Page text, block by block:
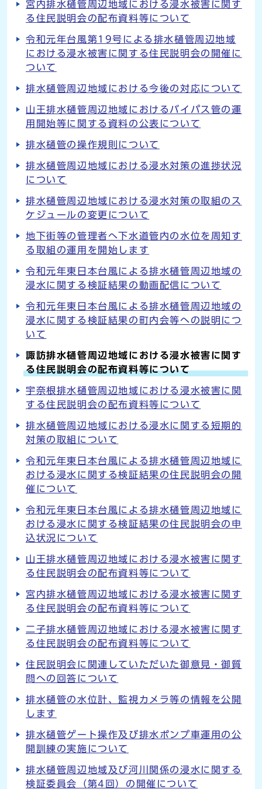
宮内排水樋管周辺地域における浸水被害に関す
る住民説明会の配布資料等について
令和元年台風第19号による排水樋管周辺地域
における浸水被害に関する住民説明会の開催に
ついて
排水樋管周辺地域における今後の対応について
山王排水樋管周辺地域におけるバイパス管の運
用開始等に関する資料の公表について
排水樋管の操作規則について
排水樋管周辺地域における浸水対策の進捗状況
について
排水樋管周辺地域における浸水対策の取組のス
ケジュールの変更について
地下街等の管理者へ下水道管内の水位を周知す
る取組の運用を開始します
令和元年東日本台風による排水樋管周辺地域の
浸水に関する検証結果の動画配信について
令和元年東日本台風による排水樋管周辺地域の
浸水に関する検証結果の町内会等への説明につ
いて
諏訪排水樋管周辺地域における浸水被害に関す
る住民説明会の配布資料等について
宇奈根排水樋管周辺地域における浸水被害に関
する住民説明会の配布資料等について
排水樋管周辺地域における浸水に関する短期的
対策の取組について
令和元年東日本台風による排水樋管周辺地域に
おける浸水に関する検証結果の住民説明会の開
催について
令和元年東日本台風による排水樋管周辺地域に
おける浸水に関する検証結果の住民説明会の申
込状況について
山王排水樋管周辺地域における浸水被害に関す
る住民説明会の配布資料等について
宮内排水樋管周辺地域における浸水被害に関す
る住民説明会の配布資料等について
二子排水樋管周辺地域における浸水被害に関す
る住民説明会の配布資料等について
住民説明会に関連していただいた御意見・御質
問への回答について
排水樋管の水位計、監視カメラ等の情報を公開
します
排水樋管ゲート操作及び排水ポンプ車運用の公
開訓練の実施について
排水樋管周辺地域及び河川関係の浸水に関する
検証委員会（第4回）の開催について